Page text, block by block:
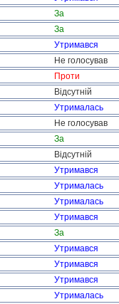
За
За
Утримався
Не голосував
Проти
Відсутній
Утрималась
Не голосував
За
Відсутній
Утримався
Утрималась
Утрималась
Утримався
За
Утримався
Утримався
Утримався
Утрималась